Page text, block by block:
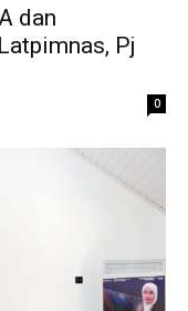
dan
Pj
0